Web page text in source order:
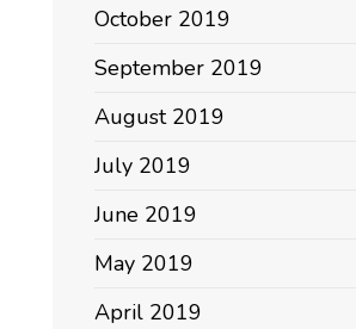
October 2019
September 2019
August 2019
July 2019
June 2019
May 2019
April 2019